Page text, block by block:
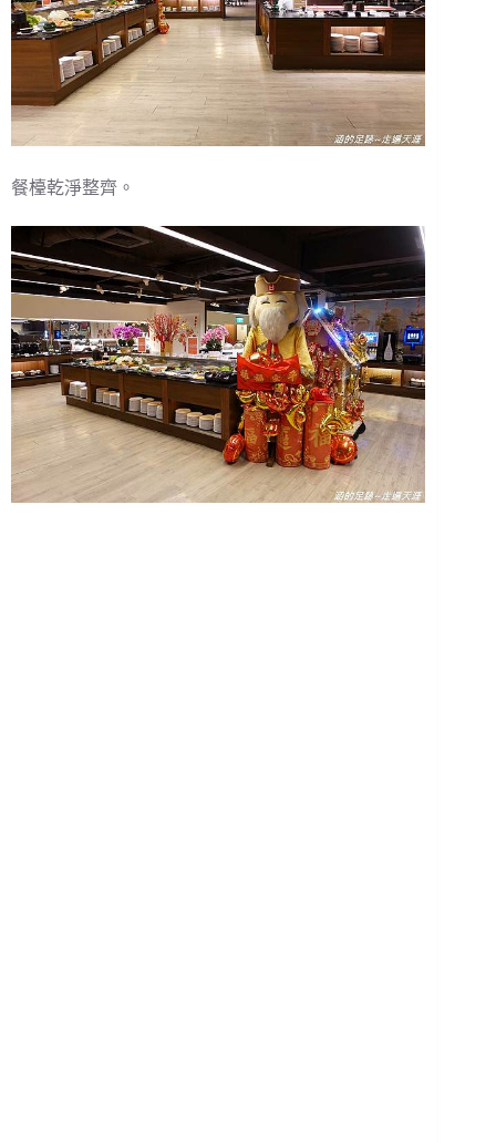
餐檯乾淨整齊。